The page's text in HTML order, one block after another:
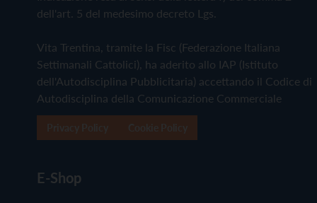
dell'art. 5 del medesimo decreto Lgs.
Vita Trentina, tramite la Fisc (Federazione Italiana
Settimanali Cattolici), ha aderito allo IAP (Istituto
dell'Autodisciplina Pubblicitaria) accettando il Codice di
Autodisciplina della Comunicazione Commerciale
E-Shop